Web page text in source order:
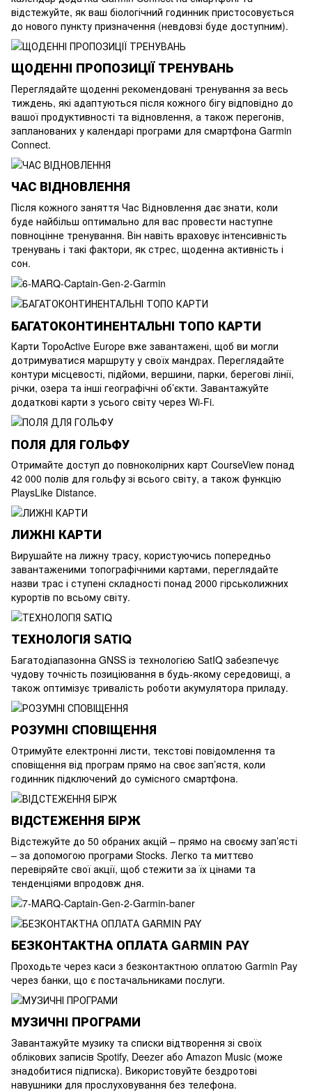
відстежуйте, як ваш біологічний годинник пристосовується
до нового пункту призначення (невдовзі буде доступним).
ЩОДЕННІ ПРОПОЗИЦІЇ ТРЕНУВАНЬ
Переглядайте щоденні рекомендовані тренування за весь
тиждень, які адаптуються після кожного бігу відповідно до
вашої продуктивності та відновлення, а також перегонів,
запланованих у календарі програми для смартфона Garmin
Connect.
ЧАС ВІДНОВЛЕННЯ
Після кожного заняття Час Відновлення дає знати, коли
буде найбільш оптимально для вас провести наступне
повноцінне тренування. Він навіть враховує інтенсивність
тренувань і такі фактори, як стрес, щоденна активність і
сон.
БАГАТОКОНТИНЕНТАЛЬНІ ТОПО КАРТИ
Карти TopoActive Europe вже завантажені, щоб ви могли
дотримуватися маршруту у своїх мандрах. Переглядайте
контури місцевості, підйоми, вершини, парки, берегові лінії,
річки, озера та інші географічні об’єкти. Завантажуйте
додаткові карти з усього світу через Wi-Fi.
ПОЛЯ ДЛЯ ГОЛЬФУ
Отримайте доступ до повноколірних карт CourseView понад
42 000 полів для гольфу зі всього світу, а також функцію
PlaysLike Distance.
ЛИЖНІ КАРТИ
Вирушайте на лижну трасу, користуючись попередньо
завантаженими топографічними картами, переглядайте
назви трас і ступені складності понад 2000 гірськолижних
курортів по всьому світу.
ТЕХНОЛОГІЯ SATIQ
Багатодіапазонна GNSS із технологією SatIQ забезпечує
чудову точність позиціювання в будь-якому середовищі, а
також оптимізує тривалість роботи акумулятора приладу.
РОЗУМНІ СПОВІЩЕННЯ
Отримуйте електронні листи, текстові повідомлення та
сповіщення від програм прямо на своє зап’ястя, коли
годинник підключений до сумісного смартфона.
ВІДСТЕЖЕННЯ БІРЖ
Відстежуйте до 50 обраних акцій – прямо на своєму зап’ясті
– за допомогою програми Stocks. Легко та миттєво
перевіряйте свої акції, щоб стежити за їх цінами та
тенденціями впродовж дня.
БЕЗКОНТАКТНА ОПЛАТА GARMIN PAY
Проходьте через каси з безконтактною оплатою Garmin Pay
через банки, що є постачальниками послуги.
МУЗИЧНІ ПРОГРАМИ
Завантажуйте музику та списки відтворення зі своїх
облікових записів Spotify, Deezer або Amazon Music (може
знадобитися підписка). Використовуйте бездротові
навушники для прослуховування без телефона.